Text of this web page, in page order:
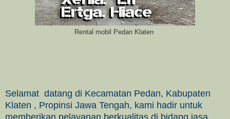
Rental mobil Pedan Klaten
Selamat datang di Kecamatan Pedan, Kabupaten
Klaten , Propinsi Jawa Tengah, kami hadir untuk
memberikan pelayanan berkualitas di bidang jasa